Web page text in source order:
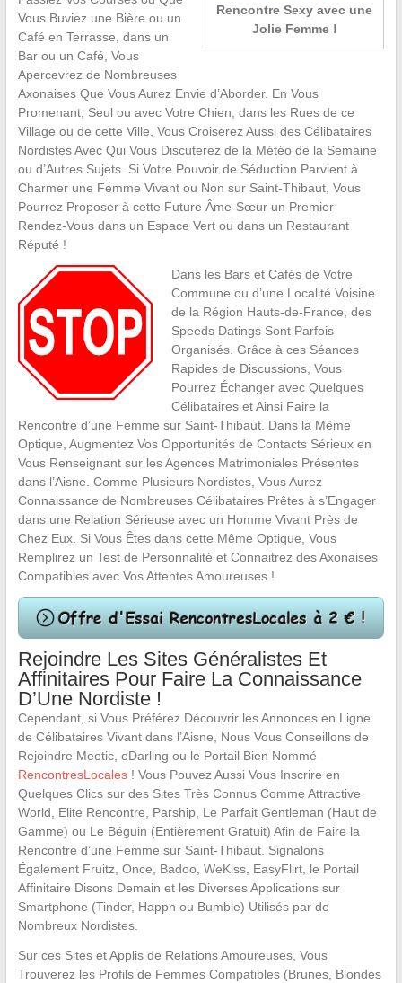
Rencontre Sexy avec une
Jolie Femme !
Vous Buviez une Bière ou un
Café en Terrasse, dans un
Bar ou un Café, Vous
Apercevrez de Nombreuses
Axonaises Que Vous Aurez Envie d’Aborder. En Vous
Promenant, Seul ou avec Votre Chien, dans les Rues de ce
Village ou de cette Ville, Vous Croiserez Aussi des Célibataires
Nordistes Avec Qui Vous Discuterez de la Météo de la Semaine
ou d’Autres Sujets. Si Votre Pouvoir de Séduction Parvient à
Charmer une Femme Vivant ou Non sur Saint-Thibaut, Vous
Pourrez Proposer à cette Future Âme-Sœur un Premier
Rendez-Vous dans un Espace Vert ou dans un Restaurant
Réputé !
Dans les Bars et Cafés de Votre
Commune ou d’une Localité Voisine
de la Région Hauts-de-France, des
Speeds Datings Sont Parfois
Organisés. Grâce à ces Séances
Rapides de Discussions, Vous
Pourrez Échanger avec Quelques
Célibataires et Ainsi Faire la
Rencontre d’une Femme sur Saint-Thibaut. Dans la Même
Optique, Augmentez Vos Opportunités de Contacts Sérieux en
Vous Renseignant sur les Agences Matrimoniales Présentes
dans l’Aisne. Comme Plusieurs Nordistes, Vous Aurez
Connaissance de Nombreuses Célibataires Prêtes à s’Engager
dans une Relation Sérieuse avec un Homme Vivant Près de
Chez Eux. Si Vous Êtes dans cette Même Optique, Vous
Remplirez un Test de Personnalité et Connaitrez des Axonaises
Compatibles avec Vos Attentes Amoureuses !
Rejoindre Les Sites Généralistes Et
Affinitaires Pour Faire La Connaissance
D’Une Nordiste !
Cependant, si Vous Préférez Découvrir les Annonces en Ligne
de Célibataires Vivant dans l’Aisne, Nous Vous Conseillons de
Rejoindre Meetic, eDarling ou le Portail Bien Nommé
RencontresLocales! Vous Pouvez Aussi Vous Inscrire en
Quelques Clics sur des Sites Très Connus Comme Attractive
World, Elite Rencontre, Parship, Le Parfait Gentleman (Haut de
Gamme) ou Le Béguin (Entièrement Gratuit) Afin de Faire la
Rencontre d’une Femme sur Saint-Thibaut. Signalons
Également Fruitz, Once, Badoo, WeKiss, EasyFlirt, le Portail
Affinitaire Disons Demain et les Diverses Applications sur
Smartphone (Tinder, Happn ou Bumble) Utilisés par de
Nombreux Nordistes.
Sur ces Sites et Applis de Relations Amoureuses, Vous
Trouverez les Profils de Femmes Compatibles (Brunes, Blondes